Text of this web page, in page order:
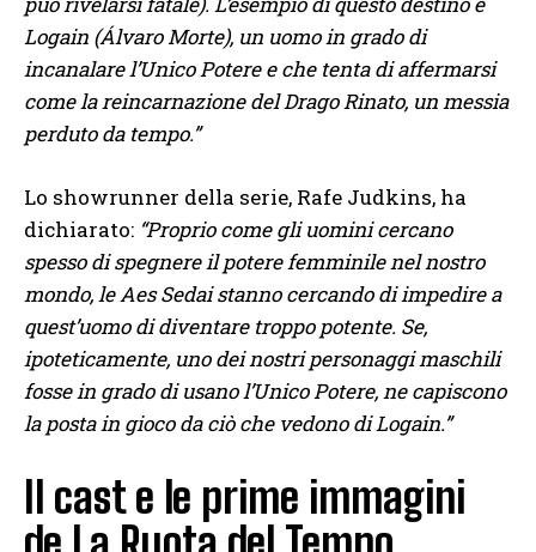
Logain (Álvaro Morte), un uomo in grado di
incanalare l’Unico Potere e che tenta di affermarsi
come la reincarnazione del Drago Rinato, un messia
perduto da tempo.”
Lo showrunner della serie, Rafe Judkins, ha
dichiarato: “Proprio come gli uomini cercano
spesso di spegnere il potere femminile nel nostro
mondo, le Aes Sedai stanno cercando di impedire a
quest’uomo di diventare troppo potente. Se,
ipoteticamente, uno dei nostri personaggi maschili
fosse in grado di usano l’Unico Potere, ne capiscono
la posta in gioco da ciò che vedono di Logain.”
Il cast e le prime immagini